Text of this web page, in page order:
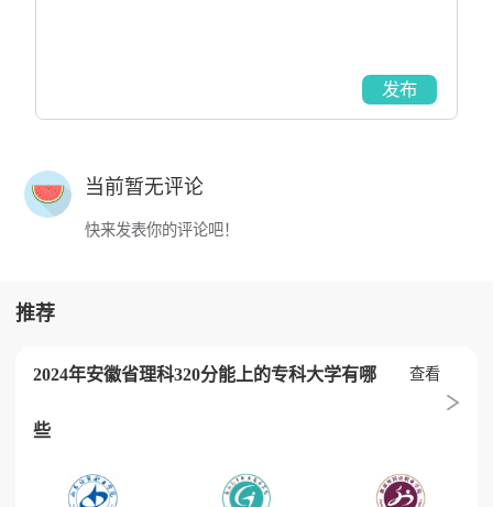
发布
当前暂无评论
快来发表你的评论吧！
推荐
2024年安徽省理科320分能上的专科大学有哪
些
查看